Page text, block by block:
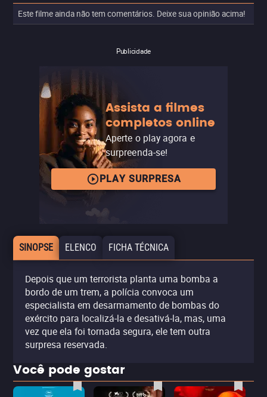
Este filme ainda não tem comentários. Deixe sua opinião acima!
Publicidade
Assista a filmes
completos online
Aperte o play agora e
surpreenda-se!
PLAY SURPRESA
SINOPSE ELENCO FICHA TÉCNICA
Depois que um terrorista planta uma bomba a
bordo de um trem, a polícia convoca um
especialista em desarmamento de bombas do
exército para localizá-la e desativá-la, mas, uma
vez que ela foi tornada segura, ele tem outra
surpresa reservada.
Você pode gostar